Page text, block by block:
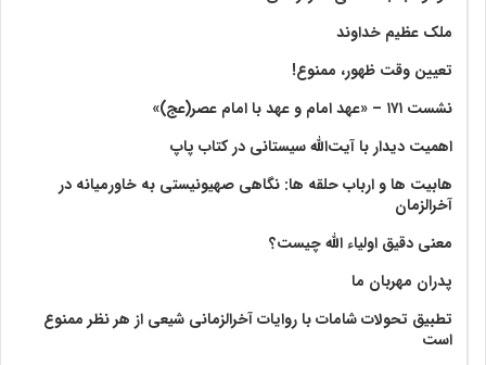
ملک عظیم خداوند
تعیین وقت ظهور، ممنوع!
نشست ۱۷۱ – «عهد امام و عهد با امام عصر(عج)»
اهمیت دیدار با آیت‌الله سیستانی در کتاب پاپ
هابیت ها و ارباب حلقه ها: نگاهی صهیونیستی به خاورمیانه در
آخرالزمان
معنی دقیق اولیاء الله چیست؟
پدران مهربان ما
تطبیق تحولات شامات با روایات آخرالزمانی شیعی از هر نظر ممنوع
است